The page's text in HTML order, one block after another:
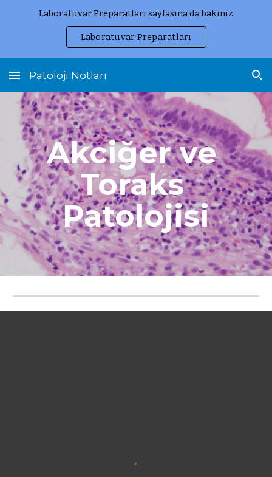
Laboratuvar Preparatları sayfasına da bakınız
Laboratuvar Preparatları
Patoloji Notları
Akciğer ve
Toraks
Patolojisi